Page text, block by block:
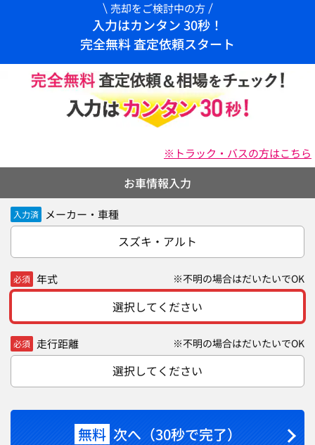
売却をご検討中の方
入力はカンタン 30秒！
完全無料 査定依頼スタート
※トラック・バスの方はこちら
お車情報入力
入力済 メーカー・車種
スズキ・アルト
必須 年式 ※不明の場合はだいたいでOK
選択してください
必須 走行距離 ※不明の場合はだいたいでOK
選択してください
無料 次へ（30秒で完了）